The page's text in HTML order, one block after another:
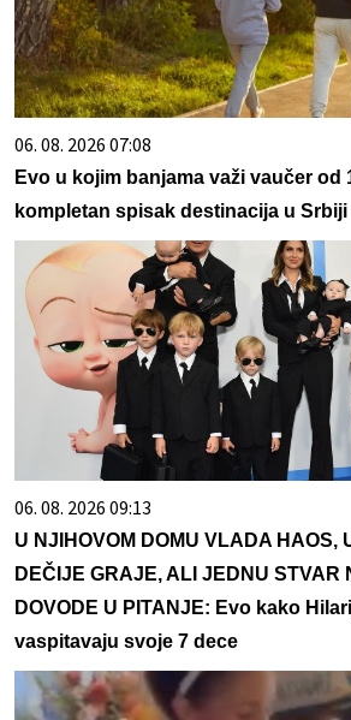
06. 08. 2026 07:08
Evo u kojim banjama važi vaučer od
kompletan spisak destinacija u Srbiji
06. 08. 2026 09:13
U NJIHOVOM DOMU VLADA HAOS,
DEČIJE GRAJE, ALI JEDNU STVAR
DOVODE U PITANJE: Evo kako
vaspitavaju svoje 7 dece